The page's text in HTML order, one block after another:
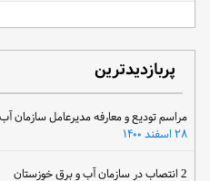
پربازدیدترین
مراسم تودیع و معارفه مدیرعامل سازمان
۲۸ اسفند ۱۴۰۰